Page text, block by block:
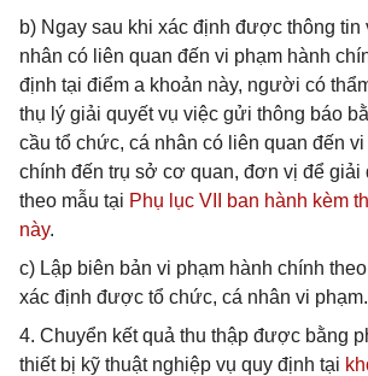
b) Ngay sau khi xác định được thông tin
nhân có liên quan đến vi phạm hành
định tại điểm a khoản này, người có
thụ lý giải quyết vụ việc gửi thông báo
cầu tổ chức, cá nhân có liên quan đến
chính đến trụ sở cơ quan, đơn vị để giải
theo mẫu tại Phụ lục VII ban hành kèm
này.
c) Lập biên bản vi phạm hành chính
xác định được tổ chức, cá nhân vi phạm.
4. Chuyển kết quả thu thập được bằng
thiết bị kỹ thuật nghiệp vụ quy định tại